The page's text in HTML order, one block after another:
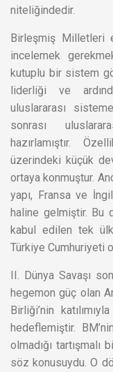
niteliğindedir.
Birleşmiş Milletleri
incelemek
kutuplu bir sistem
liderliği ve
uluslararası
sonrası
hazırlamıştır.
üzerindeki küçük
ortaya konmuştur.
yapı, Fransa ve
haline gelmiştir. Bu
kabul edilen tek
Türkiye Cumhuriyeti
II. Dünya Savaşı
hegemon güç olan
Birliği’nin
hedeflemiştir.
olmadığı tartışmalı
söz konusuydu. O